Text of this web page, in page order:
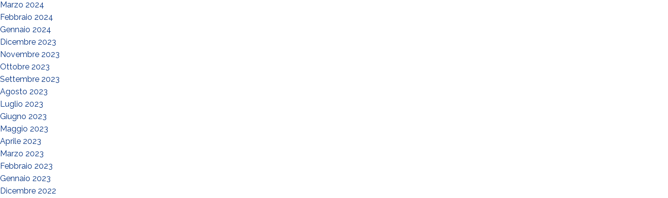
Marzo 2024
Febbraio 2024
Gennaio 2024
Dicembre 2023
Novembre 2023
Ottobre 2023
Settembre 2023
Agosto 2023
Luglio 2023
Giugno 2023
Maggio 2023
Aprile 2023
Marzo 2023
Febbraio 2023
Gennaio 2023
Dicembre 2022